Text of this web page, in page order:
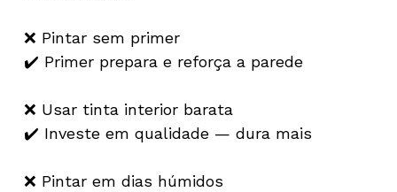
❌ Pintar sem primer
✔️ Primer prepara e reforça a parede
❌ Usar tinta interior barata
✔️ Investe em qualidade — dura mais
❌ Pintar em dias húmidos